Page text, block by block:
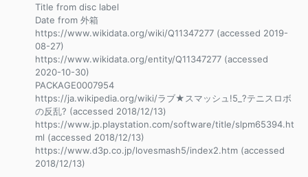
Title from disc label
Date from 外箱
https://www.wikidata.org/wiki/Q11347277 (accessed 2019-
08-27)
https://www.wikidata.org/entity/Q11347277 (accessed
2020-10-30)
PACKAGE0007954
https://ja.wikipedia.org/wiki/ラブ★スマッシュ!5_?テニスロボ
の反乱? (accessed 2018/12/13)
https://www.jp.playstation.com/software/title/slpm65394.ht
ml (accessed 2018/12/13)
https://www.d3p.co.jp/lovesmash5/index2.htm (accessed
2018/12/13)